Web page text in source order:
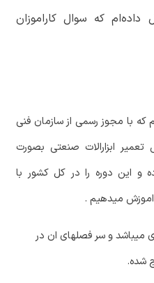
که سوال کاراموزان
که با مجوز رسمی از سازمان فنی
ابزارالات صنعتی بصورت
و این دوره را در کل کشور با
میدهیم .
میباشد و سر فصلهای ان در
شده.